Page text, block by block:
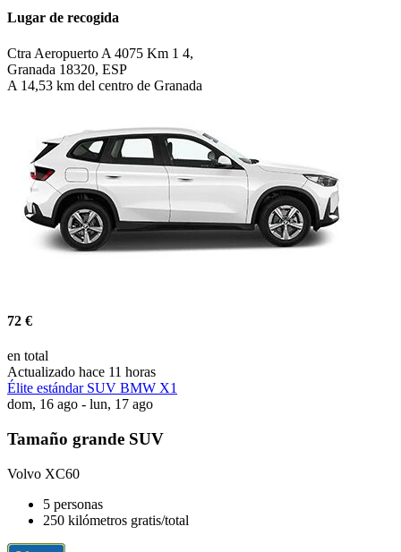
Lugar de recogida
Ctra Aeropuerto A 4075 Km 1 4,
Granada 18320, ESP
A 14,53 km del centro de Granada
72 €
en total
Actualizado hace 11 horas
Élite estándar SUV BMW X1
dom, 16 ago - lun, 17 ago
Tamaño grande SUV
Volvo XC60
5 personas
250 kilómetros gratis/total